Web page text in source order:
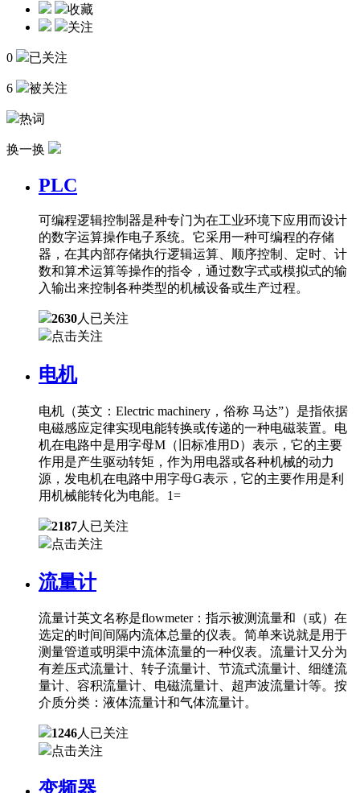
收藏
关注
0 已关注
6 被关注
热词
换一换
PLC
可编程逻辑控制器是种专门为在工业环境下应用而设计
的数字运算操作电子系统。它采用一种可编程的存储
器，在其内部存储执行逻辑运算、顺序控制、定时、计
数和算术运算等操作的指令，通过数字式或模拟式的输
入输出来控制各种类型的机械设备或生产过程。
2630人已关注
点击关注
电机
电机（英文：Electric machinery，俗称 马达”）是指依据
电磁感应定律实现电能转换或传递的一种电磁装置。电
机在电路中是用字母M（旧标准用D）表示，它的主要
作用是产生驱动转矩，作为用电器或各种机械的动力
源，发电机在电路中用字母G表示，它的主要作用是利
用机械能转化为电能。1=
2187人已关注
点击关注
流量计
流量计英文名称是flowmeter：指示被测流量和（或）在
选定的时间间隔内流体总量的仪表。简单来说就是用于
测量管道或明渠中流体流量的一种仪表。流量计又分为
有差压式流量计、转子流量计、节流式流量计、细缝流
量计、容积流量计、电磁流量计、超声波流量计等。按
介质分类：液体流量计和气体流量计。
1246人已关注
点击关注